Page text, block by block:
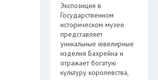
Экспозиция в
Государственном
историческом музее
представляет
уникальные ювелирные
изделия Бахрейна и
отражает богатую
культуру королевства,